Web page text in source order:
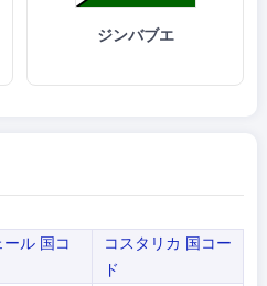
ジンバブエ
ール 国コ
コスタリカ 国コー
ド